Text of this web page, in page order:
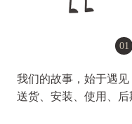
01
我们的故事，始于遇见
送货、安装、使用、后